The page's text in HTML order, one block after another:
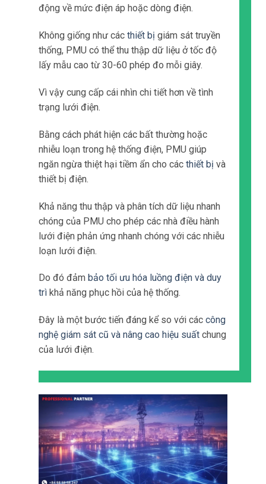
động về mức điện áp hoặc dòng điện.
Không giống như các thiết bị giám sát truyền
thống, PMU có thể thu thập dữ liệu ở tốc độ
lấy mẫu cao từ 30-60 phép đo mỗi giây.
Vì vậy cung cấp cái nhìn chi tiết hơn về tình
trạng lưới điện.
Bằng cách phát hiện các bất thường hoặc
nhiễu loạn trong hệ thống điện, PMU giúp
ngăn ngừa thiệt hại tiềm ẩn cho các thiết bị và
thiết bị điện.
Khả năng thu thập và phân tích dữ liệu nhanh
chóng của PMU cho phép các nhà điều hành
lưới điện phản ứng nhanh chóng với các nhiễu
loạn lưới điện.
Do đó đảm bảo tối ưu hóa luồng điện và duy
trì khả năng phục hồi của hệ thống.
Đây là một bước tiến đáng kể so với các công
nghệ giám sát cũ và nâng cao hiệu suất chung
của lưới điện.